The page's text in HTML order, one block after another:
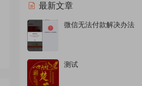
最新文章
微信无法付款解决办法
测试